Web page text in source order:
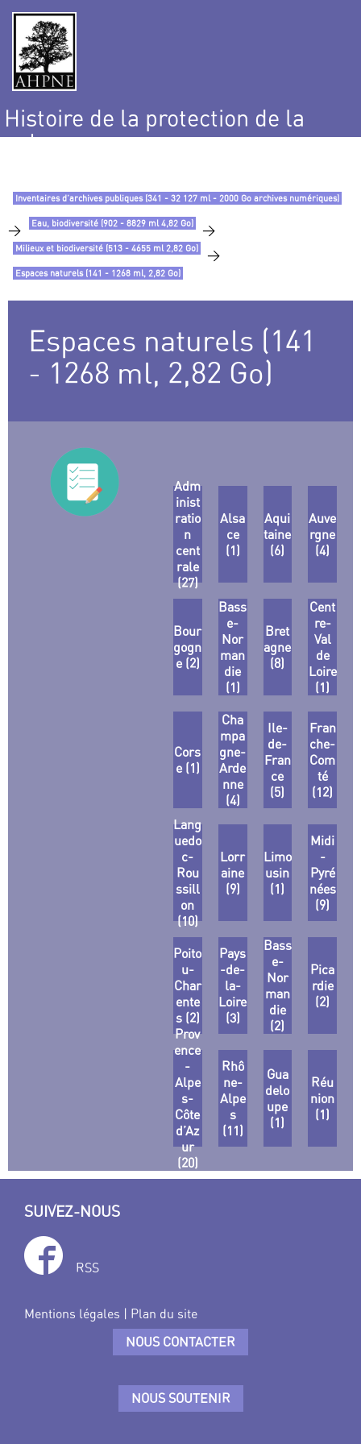
Histoire de la protection de la
nature
Inventaires d’archives publiques (341 - 32 127 ml - 2000 Go archives numériques)
> Eau, biodiversité (902 - 8829 ml 4,82 Go) >
Milieux et biodiversité (513 - 4655 ml 2,82 Go) >
Espaces naturels (141 - 1268 ml, 2,82 Go)
Espaces naturels (141
- 1268 ml, 2,82 Go)
Adm
inist
ratio
n
cent
rale
(27)
Alsa
ce
(1)
Aqui
taine
(6)
Auve
rgne
(4)
Bour
gogn
e (2)
Bass
e-
Nor
man
die
(1)
Bret
agne
(8)
Cent
re-
Val
de
Loire
(1)
Cors
e (1)
Cha
mpa
gne-
Arde
nne
(4)
Ile-
de-
Fran
ce
(5)
Fran
che-
Com
té
(12)
Lang
uedo
c-
Rou
ssill
on
(10)
Lorr
aine
(9)
Limo
usin
(1)
Midi
-
Pyré
nées
(9)
Poito
u-
Char
ente
s (2)
Pays
-de-
la-
Loire
(3)
Bass
e-
Nor
man
die
(2)
Pica
rdie
(2)
Prov
ence
-
Alpe
s-
Côte
d’Az
ur
(20)
Rhô
ne-
Alpe
s
(11)
Gua
delo
upe
(1)
Réu
nion
(1)
SUIVEZ-NOUS
RSS
Mentions légales | Plan du site
NOUS CONTACTER
NOUS SOUTENIR